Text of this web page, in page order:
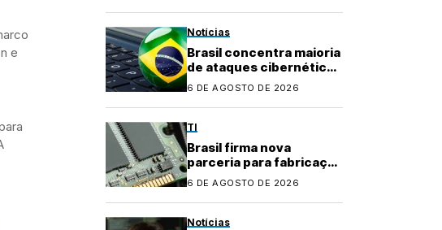
e
Notícias
Brasil concentra maioria
de ataques cibernéticos
na América Latina
6 DE AGOSTO DE 2026
TI
Brasil firma nova
parceria para fabricação
local de
6 DE AGOSTO DE 2026
Notícias